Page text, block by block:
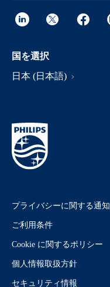
国を選択
日本 (日本語)
プライバシーに関する通知
ご利用条件
Cookie に関するポリシー
個人情報取扱方針
セキュリティ情報